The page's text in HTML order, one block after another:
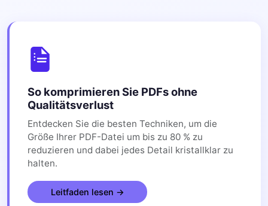
So komprimieren Sie PDFs ohne
Qualitätsverlust
Entdecken Sie die besten Techniken, um die
Größe Ihrer PDF-Datei um bis zu 80 % zu
reduzieren und dabei jedes Detail kristallklar zu
halten.
Leitfaden lesen →